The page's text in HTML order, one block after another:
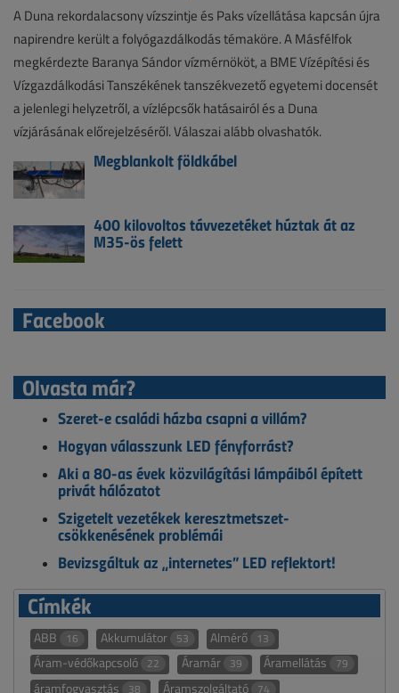
A Duna rekordalacsony vízszintje és Paks vízellátása kapcsán újra
napirendre került a folyógazdálkodás témaköre. A Másfélfok
megkérdezte Baranya Sándor vízmérnököt, a BME Vízépítési és
Vízgazdálkodási Tanszékének tanszékvezető egyetemi docensét
a jelenlegi helyzetről, a vízlépcsők hatásairól és a Duna
vízjárásának előrejelzéséről. Válaszai alább olvashatók.
Megblankolt földkábel
400 kilovoltos távvezetéket húztak át az
M35-ös felett
Facebook
Olvasta már?
Szeret-e családi házba csapni a villám?
Hogyan válasszunk LED fényforrást?
Aki a 80-as évek közvilágítási lámpáiból épített
privát hálózatot
Szigetelt vezetékek keresztmetszet-
csökkenésének problémái
Bevizsgáltuk az „internetes” LED reflektort!
Címkék
ABB 16 Akkumulátor 53 Almérő 13
Áram-védőkapcsoló 22 Áramár 39 Áramellátás 79
áramfogyasztás 38 Áramszolgáltató 74